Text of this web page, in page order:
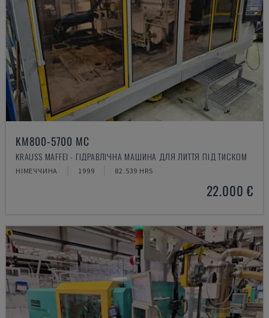
KM800-5700 MC
KRAUSS MAFFEI - ГІДРАВЛІЧНА МАШИНА ДЛЯ ЛИТТЯ ПІД ТИСКОМ
НІМЕЧЧИНА 1999 82.539 HRS
22.000 €